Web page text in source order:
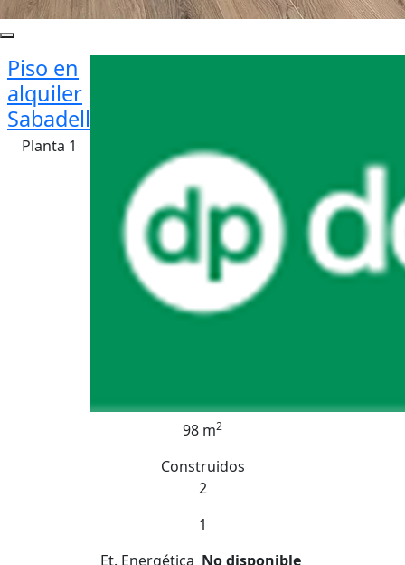
Piso en
alquiler
Sabadell
Planta 1
98 m2
Construidos
2
1
Et. Energética No disponible